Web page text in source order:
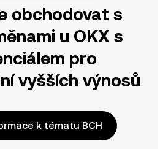
obchodovat s
u OKX s
pro
vyšších výnosů
k tématu BCH